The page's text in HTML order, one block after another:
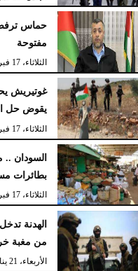
حماس ترفض
مفتوحة
الثلاثاء، 17 فبراير 2026
غوتيريش
يقوض حل
الثلاثاء، 17 فبراير 2026
بطائرات
الثلاثاء، 17 فبراير 2026
الهدنة
من مغبة
الأربعاء، 21 يناير 2026